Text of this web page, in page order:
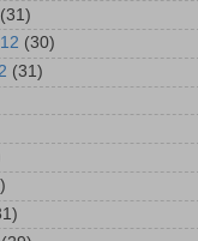
(31)
(30)
(31)